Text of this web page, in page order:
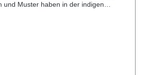
und Muster haben in der indigen